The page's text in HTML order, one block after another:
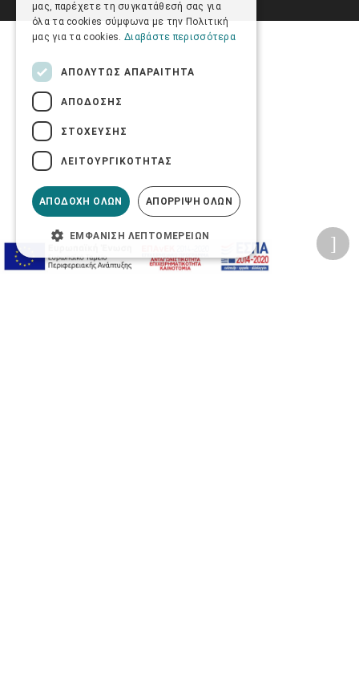
μας, παρέχετε τη συγκατάθεσή σας για
όλα τα cookies σύμφωνα με την Πολιτική
μας για τα cookies. Διαβάστε περισσότερα
ΑΠΟΛΎΤΩΣ ΑΠΑΡΑΊΤΗΤΑ
ΑΠΌΔΟΣΗΣ
ΣΤΌΧΕΥΣΗΣ
ΛΕΙΤΟΥΡΓΙΚΌΤΗΤΑΣ
ΑΠΟΔΟΧΉ ΌΛΩΝ ΑΠΌΡΡΙΨΗ ΌΛΩΝ
ΕΜΦΆΝΙΣΗ ΛΕΠΤΟΜΕΡΕΙΏΝ